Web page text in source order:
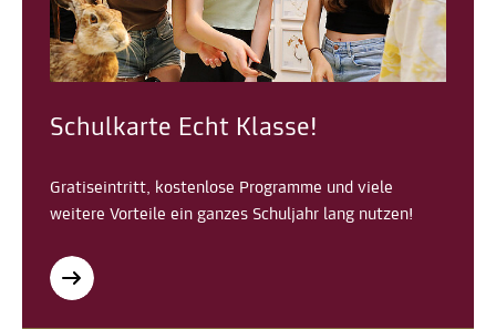
Schulkarte Echt Klasse!
Gratiseintritt, kostenlose Programme und viele
weitere Vorteile ein ganzes Schuljahr lang nutzen!